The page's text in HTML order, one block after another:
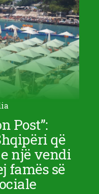
Post”:
që
një vendi
famës së